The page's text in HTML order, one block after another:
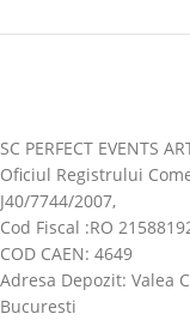
SC PERFECT EVENTS
Oficiul Registrului
J40/7744/2007,
Cod Fiscal :RO
COD CAEN: 4649
Adresa Depozit: Valea
Bucuresti